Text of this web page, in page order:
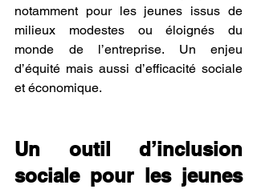
notamment pour les jeunes issus de
milieux modestes ou éloignés du
monde de l’entreprise. Un enjeu
d’équité mais aussi d’efficacité sociale
et économique.
Un outil d’inclusion
sociale pour les jeunes